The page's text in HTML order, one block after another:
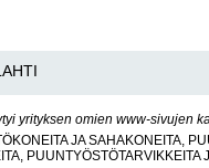
yrityksen omien www-sivujen
JA SAHAKONEITA,
PUUNTYÖSTÖTARVIKKEITA